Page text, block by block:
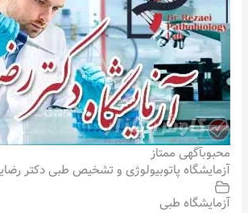
محبوبآگهی ممتاز
آزمایشگاه پاتوبیولوژی و تشخیص طبی دکتر
آزمایشگاه طبی